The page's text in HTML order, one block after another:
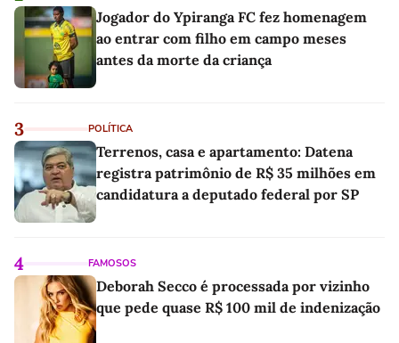
Jogador do Ypiranga FC fez homenagem
ao entrar com filho em campo meses
antes da morte da criança
3 POLÍTICA
Terrenos, casa e apartamento: Datena
registra patrimônio de R$ 35 milhões em
candidatura a deputado federal por SP
4 FAMOSOS
Deborah Secco é processada por vizinho
que pede quase R$ 100 mil de indenização